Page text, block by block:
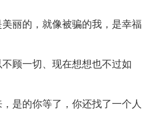
丽的，就像被骗的我，是幸福
顾一切、现在想想也不过如
是的你等了，你还找了一个人